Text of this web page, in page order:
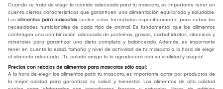
Cuando se trata de elegir la comida adecuada para tu mascota, es importante tener en
cuenta ciertas características que garanticen una alimentación equilibrada y saludable.
Los alimentos para mascotas suelen estar formulados específicamente para cubrir las
necesidades nutricionales de cada tipo de animal. Es fundamental que los alimentos
contengan una combinación adecuada de proteínas, grasas, carbohidratos, vitaminas y
minerales para garantizar una dieta completa y balanceada. Además, es importante
tener en cuenta la edad, tamaño y nivel de actividad de tu mascota a la hora de elegir
el alimento adecuado.. ¡Tu peludo amigo te lo agradecerá con su vitalidad y alegría!.
Precios con rebajas de alimentos para mascotas sólo aquí:
A la hora de elegir los alimentos para tu mascota, es importante optar por productos de
la mejor calidad para garantizar su salud y bienestar. Los alimentos de alta calidad